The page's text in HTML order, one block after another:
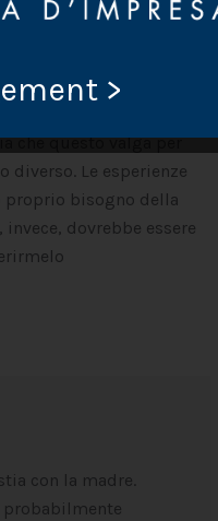
il proprio lavoro sia un
che questo valga per
Le esperienze
proprio bisogno della
dovrebbe essere
con la madre.
probabilmente
>